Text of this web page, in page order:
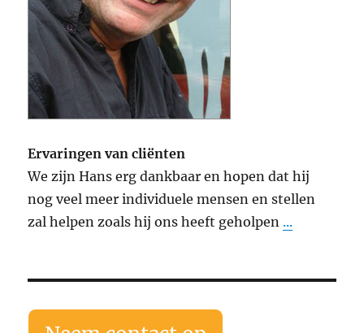
Ervaringen van cliënten
We zijn Hans erg dankbaar en hopen dat hij
nog veel meer individuele mensen en stellen
zal helpen zoals hij ons heeft geholpen ...